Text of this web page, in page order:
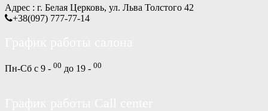
Адрес : г. Белая Церковь, ул. Льва Толстого 42
+38(097) 777-77-14
Пн-Сб с 9 - 00 до 19 - 00